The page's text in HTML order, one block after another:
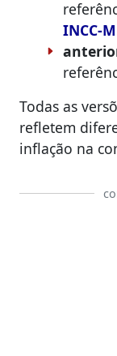
INCC-M
Todas as
refletem
inflação na